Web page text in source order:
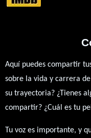
Aquí puedes compartir
sobre la vida y carrera
su trayectoria? ¿Tienes
compartir? ¿Cuál es tu
Tu voz es importante, y